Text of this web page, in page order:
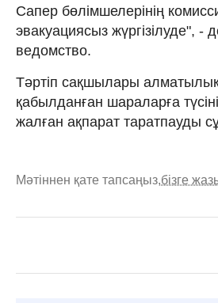
Сапер бөлімшелерінің
эвакуациясыз жүргізілуде", -
ведомство.
Тәртіп сақшылары
қабылданған шараларға
жалған ақпарат таратпауды
Мәтіннен қате тапсаңыз,бізге